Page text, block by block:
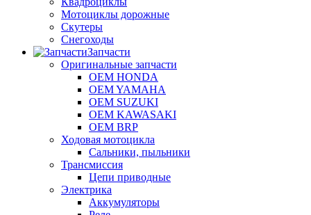
Мотоциклы дорожные
Скутеры
Снегоходы
Запчасти
Оригинальные запчасти
OEM HONDA
OEM YAMAHA
OEM SUZUKI
OEM KAWASAKI
OEM BRP
Ходовая мотоцикла
Сальники, пыльники
Трансмиссия
Цепи приводные
Электрика
Аккумуляторы